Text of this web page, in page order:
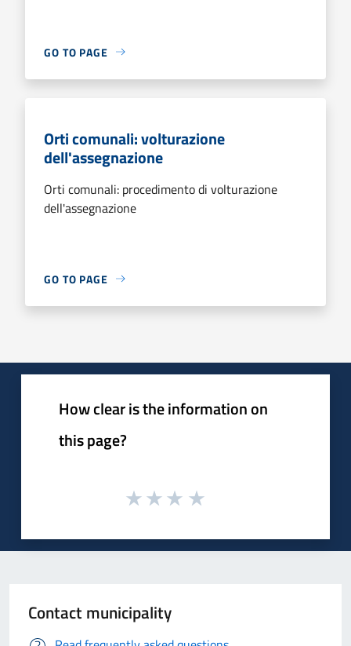
GO TO PAGE
Orti comunali: volturazione
dell'assegnazione
Orti comunali: procedimento di volturazione
dell'assegnazione
GO TO PAGE
How clear is the information on
this page?
Contact municipality